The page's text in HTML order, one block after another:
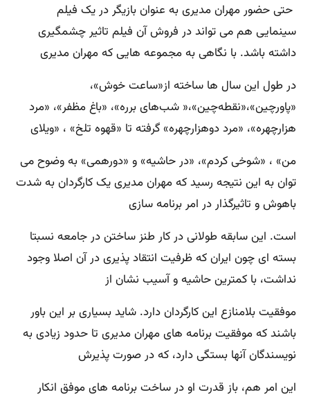
حتی حضور مهران مدیری به عنوان بازیگر در یک فیلم
سینمایی هم می تواند در فروش آن فیلم تاثیر چشمگیری
داشته باشد. با نگاهی به مجموعه هایی که مهران مدیری
در طول این سال ها ساخته از«ساعت خوش»،
«پاورچین»،«نقطه‌چین»،« شب‌های برره»، «باغ مظفر»، «مرد
هزارچهره»، «مرد دوهزارچهره» گرفته تا «قهوه تلخ» ، «ویلای
من» ، «شوخی کردم»، «در حاشیه» و «دورهمی» به وضوح می
توان به این نتیجه رسید که مهران مدیری یک کارگردان به شدت
باهوش و تاثیرگذار در امر برنامه سازی
است. این سابقه طولانی در کار طنز ساختن در جامعه نسبتا
بسته ای چون ایران که ظرفیت انتقاد پذیری در آن اصلا وجود
نداشت، با کمترین حاشیه و آسیب نشان از
موفقیت بلامنازع این کارگردان دارد. شاید بسیاری بر این باور
باشند که موفقیت برنامه های مهران مدیری تا حدود زیادی به
نویسندگان آنها بستگی دارد، که در صورت پذیرش
این امر هم، باز قدرت او در ساخت برنامه های موفق انکار